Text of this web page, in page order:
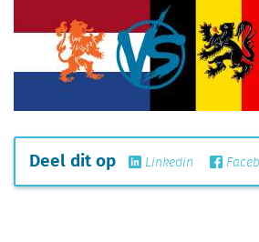
Deel dit op Linkedin